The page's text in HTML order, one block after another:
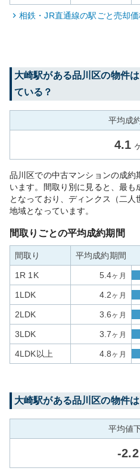
相鉄・JR直通線の駅ごと売却
大崎駅がある品川区の物件
ている？
平均成
4.1
品川区での中古マンションの成約
います。間取り別に見ると、最
となっており、ディンクス（二
地域となっています。
間取りごとの平均成約期間
間取り 平均成約期間
1R 1K 5.4ヶ月
1LDK 4.2ヶ月
2LDK 3.6ヶ月
3LDK 3.7ヶ月
4LDK以上 4.8ヶ月
大崎駅がある品川区の物件
平均値
-2.2